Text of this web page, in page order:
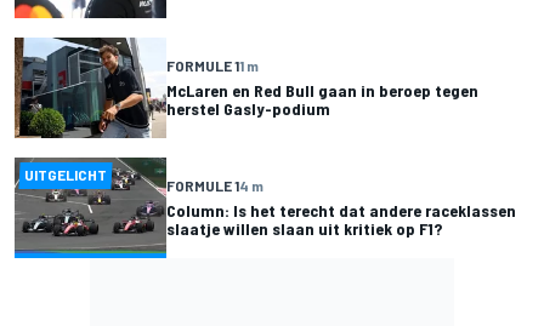
FORMULE 11 m
McLaren en Red Bull gaan in beroep tegen
herstel Gasly-podium
UITGELICHT
FORMULE 14 m
Column: Is het terecht dat andere raceklassen
slaatje willen slaan uit kritiek op F1?